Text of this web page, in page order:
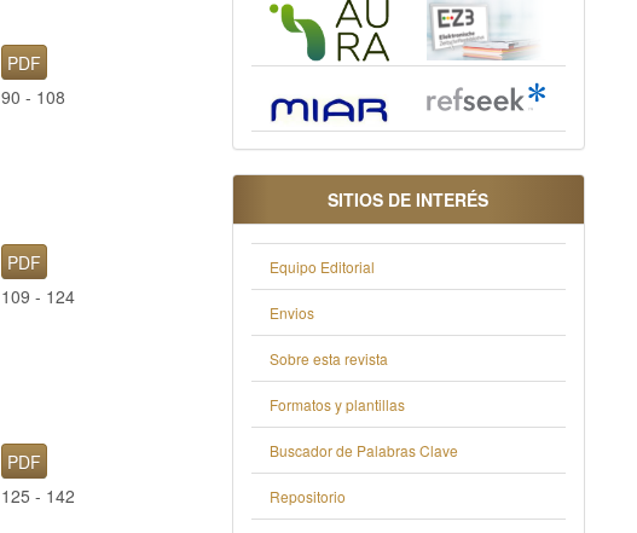
PDF
90 - 108
PDF
109 - 124
PDF
125 - 142
SITIOS DE INTERÉS
Equipo Editorial
Envios
Sobre esta revista
Formatos y plantillas
Buscador de Palabras Clave
Repositorio